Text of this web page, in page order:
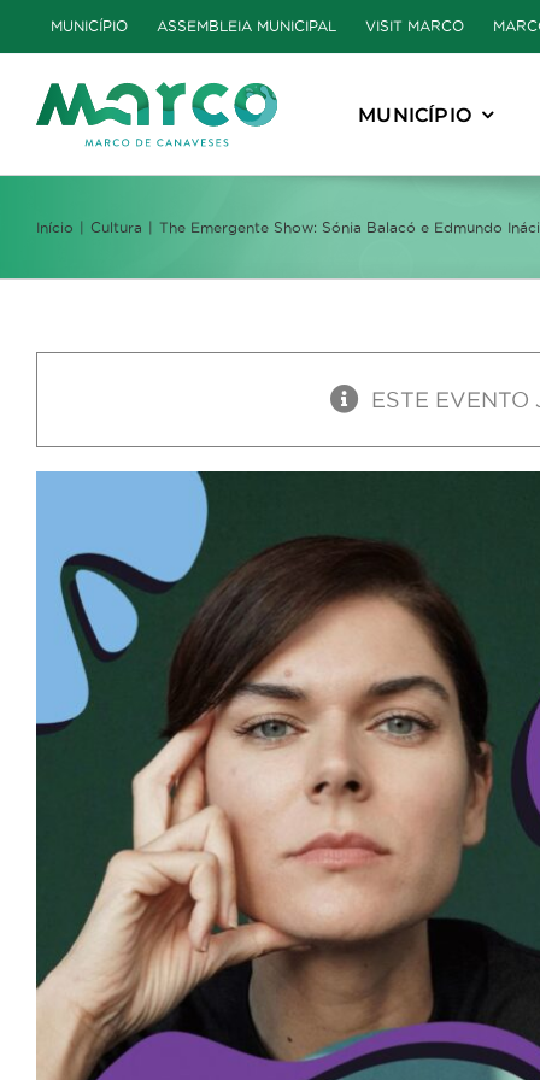
to
content
MUNICÍPIO ASSEMBLEIA MUNICIPAL VISIT MARCO
MUNICÍPIO
Início Cultura The Emergente Show: Sónia Balacó e Edmundo
ESTE EVENTO